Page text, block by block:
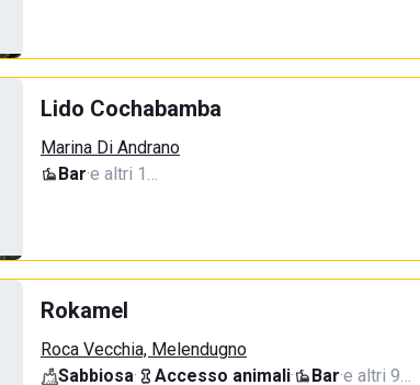
Lido Cochabamba
Marina Di Andrano
Bar·e altri 1…
Rokamel
Roca Vecchia, Melendugno
Sabbiosa· Accesso animali· Bar·e altri 9…